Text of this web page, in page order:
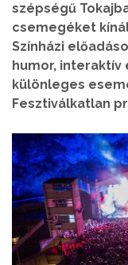
szépségű
csemegéket
Színházi
humor, interaktív
különleges
Fesztiválkatlan